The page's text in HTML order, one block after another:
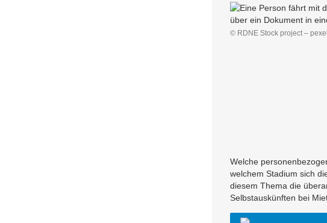
© RDNE Stock project –
Welche
welchem Stadium sich
diesem Thema die
Selbstauskünften bei